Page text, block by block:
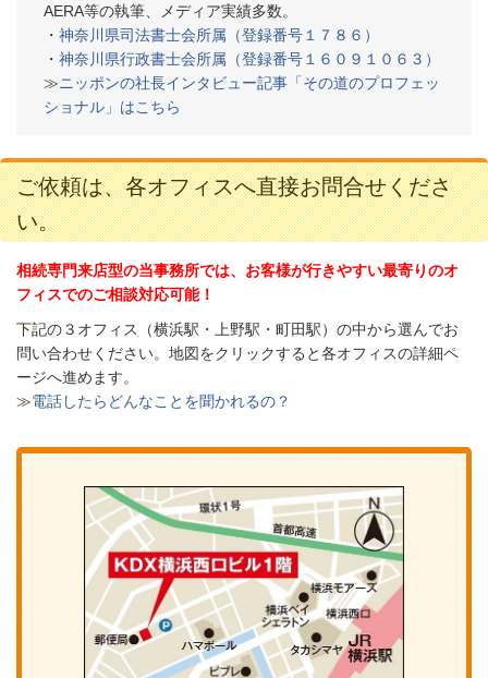
AERA等の執筆、メディア実績多数。
・ 神奈川県司法書士会所属（登録番号１７８６）
・ 神奈川県行政書士会所属（登録番号１６０９１０６３）
≫ニッポンの社長インタビュー記事「その道のプロフェッ
ショナル」はこちら
ご依頼は、各オフィスへ直接お問合せくださ
い。
相続専門来店型の当事務所では、お客様が行きやすい最寄りのオ
フィスでのご相談対応可能！
下記の３オフィス（横浜駅・上野駅・町田駅）の中から選んでお
問い合わせください。 地図をクリックすると各オフィスの詳細ペ
ージへ進めます。
≫電話したらどんなことを聞かれるの？